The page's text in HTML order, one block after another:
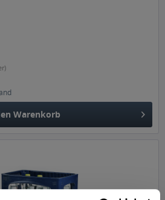
Warenkorb